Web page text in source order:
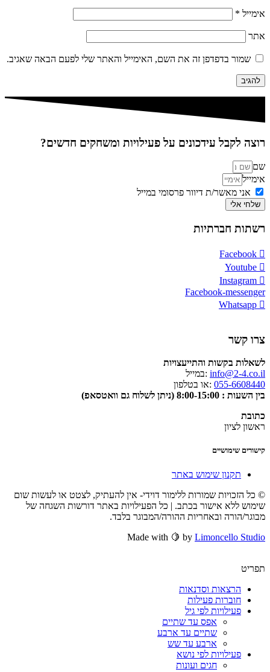
אימייל *
אתר
שמור בדפדפן זה את השם, האימייל והאתר שלי לפעם הבאה שאגיב.
רוצה לקבל עידכונים על פעילויות ומשחקים חדשים?
שם
אימייל
אני מאשר/ת דיוור פרסומי במייל
שלחי אלי
רשתות חברתיות
Facebook
Youtube
Instagram
Facebook-messenger
Whatsapp
צרו קשר
לשאלות בקשות והתייעצויות
info@2-4.co.il :במייל
055-6608440 :או בטלפון
בין השעות : 8:00-15:00 (ניתן לשלוח גם וואטסאפ)
כתובת
ראשון לציון
קישורים שימושיים
תקנון שימוש באתר
© כל הזכויות שמורות ללימור דוידי- אין להעתיק, לצטט או לעשות שום
שימוש ללא אישור בכתב. | כל הפעילויות באתר דורשות השגחה של
מבוגר/הורה ובאחריות ההורה/המבוגר בלבד.
Made with 🍋 by Limoncello Studio
תפריט
הרצאות וסדנאות
חוברות פעילות
פעילויות לפי גיל
אפס עד שתיים
שתיים עד ארבע
ארבע עד שש
פעילויות לפי נושא
חגים ועונות